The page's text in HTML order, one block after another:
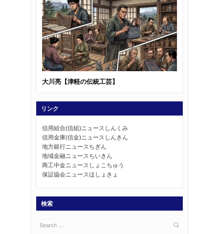
大川亮【津軽の伝統工芸】
リンク
信用組合(信組)ニュースしんくみ
信用金庫(信金)ニュースしんきん
地方銀行ニュースちぎん
地域金融ニュースちいきん
商工中金ニュースしょこちゅう
保証協会ニュースほしょきょ
検索
Search